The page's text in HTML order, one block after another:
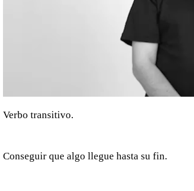
Verbo transitivo.
Conseguir que algo llegue hasta su fin.